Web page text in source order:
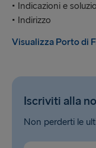
• Indicazioni e
• Indirizzo
Visualizza Porto di
Iscriviti alla
Non perderti le